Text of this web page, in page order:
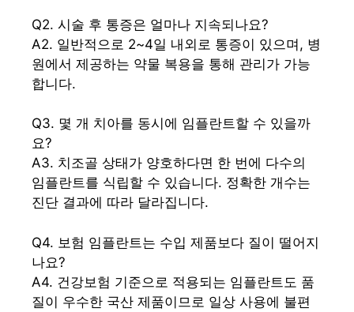
Q2. 시술 후 통증은 얼마나 지속되나요?
A2. 일반적으로 2~4일 내외로 통증이 있으며, 병
원에서 제공하는 약물 복용을 통해 관리가 가능
합니다.
Q3. 몇 개 치아를 동시에 임플란트할 수 있을까
요?
A3. 치조골 상태가 양호하다면 한 번에 다수의
임플란트를 식립할 수 있습니다. 정확한 개수는
진단 결과에 따라 달라집니다.
Q4. 보험 임플란트는 수입 제품보다 질이 떨어지
나요?
A4. 건강보험 기준으로 적용되는 임플란트도 품
질이 우수한 국산 제품이므로 일상 사용에 불편